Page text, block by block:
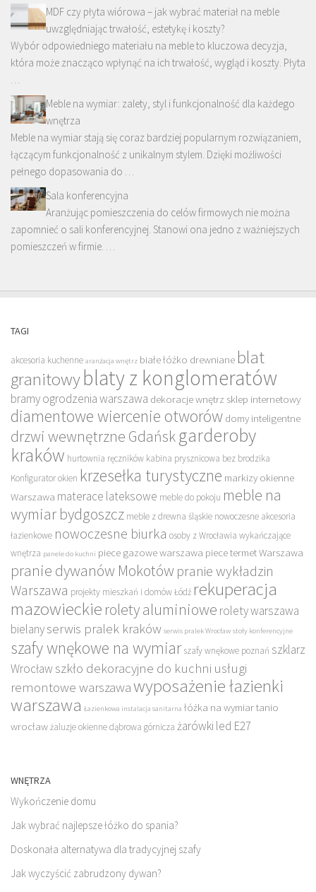
MDF czy płyta wiórowa – jak wybrać materiał na meble
uwzględniając trwałość, estetykę i koszty?
Wybór odpowiedniego materiału na meble to kluczowa decyzja,
która może znacząco wpłynąć na ich trwałość, wygląd i koszty. Płyta
Meble na wymiar: zalety, styl i funkcjonalność dla każdego
wnętrza
Meble na wymiar stają się coraz bardziej popularnym rozwiązaniem,
łączącym funkcjonalność z unikalnym stylem. Dzięki możliwości
pełnego dopasowania do …
Sala konferencyjna
Aranżując pomieszczenia do celów firmowych nie można
zapomnieć o sali konferencyjnej. Stanowi ona jedno z ważniejszych
pomieszczeń w firmie. …
TAGI
akcesoria kuchenne aranżacja wnętrz białe łóżko drewniane blat
granitowyblaty z konglomeratów
bramy ogrodzenia warszawa dekoracje wnętrz sklep internetowy
diamentowe wiercenie otworów domy inteligentne
drzwi wewnętrzne Gdańsk garderoby
kraków hurtownia ręczników kabina prysznicowa bez brodzika
Konfigurator okien krzesełka turystyczne markizy okienne
Warszawa materace lateksowe meble do pokoju meble na
wymiar bydgoszcz meble z drewna śląskie nowoczesne akcesoria
łazienkowe nowoczesne biurka osoby z Wrocławia wykańczające
wnętrza panele do kuchni piece gazowe warszawa piece termet Warszawa
pranie dywanów Mokotów pranie wykładzin
Warszawa projekty mieszkań i domów Łódź rekuperacja
mazowieckie rolety aluminiowe rolety warszawa
bielanyserwis pralek kraków serwis pralek Wrocław stoły konferencyjne
szafy wnękowe na wymiar szafy wnękowe poznań szklarz
Wrocław szkło dekoracyjne do kuchni usługi
remontowe warszawawyposażenie łazienki
warszawa Łazienkowa instalacja sanitarna łóżka na wymiar tanio
wrocławżaluzje okienne dąbrowa górnicza żarówki led E27
WNĘTRZA
Wykończenie domu
Jak wybrać najlepsze łóżko do spania?
Doskonała alternatywa dla tradycyjnej szafy
Jak wyczyścić zabrudzony dywan?